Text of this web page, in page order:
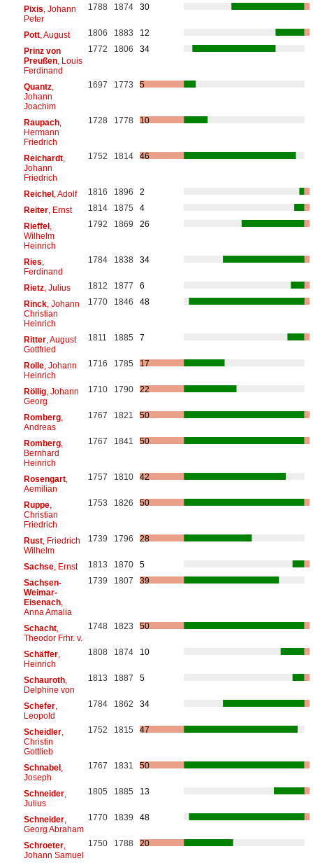
Pixis , Johann
Peter
1788 1874 30
Pott, August 1806 1883
12
Prinz von
Preußen, Louis
Ferdinand
1772 1806 34
Quantz,
Johann
Joachim
1697 1773 5
Raupach,
Hermann
Friedrich
1728 1778 10
Reichardt,
Johann
Friedrich
1752 1814 46
Reichel, Adolf 1816 1896
2
Reiter, Ernst 1814 1875
4
Rieffel,
Wilhelm
Heinrich
1792 1869 26
Ries
Ferdinand
1784 1838 34
Rietz, Julius 1812 1877
6
Rinck, Johann
Christian
Heinrich
1770 1846 48
Ritter, August
Gottfried
1811 1885 7
Rolle, Johann
Heinrich
1716 1785 17
Röllig, Johann
Georg
1710 1790 22
Romberg,
Andreas
1767 1821 50
Romberg,
Bernhard
Heinrich
1767 1841 50
Rosengart,
Aemilian
1757 1810 42
Ruppe,
Christian
Friedrich
1753 1826 50
Rust, Friedrich
Wilhelm
1739 1796 28
Sachse, Ernst 1813 1870
5
Sachsen-
Weimar-
Eisenach,
Anna Amalia
1739 1807 39
Schacht,
Theodor Frhr. v.
1748 1823 50
Schäffer,
Heinrich
1808 1874 10
Schauroth,
Delphine von
1813 1887 5
Schefer,
Leopold
1784 1862 34
Scheidler,
Christin
Gottlieb
1752 1815 47
Schnabel,
Joseph
1767 1831 50
Schneider,
Julius
1805 1885 13
Schneider,
Georg Abraham
1770 1839 48
Schroeter,
Johann Samuel
1750 1788 20